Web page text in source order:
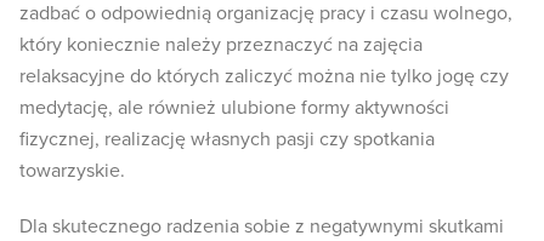
zadbać o odpowiednią organizację pracy i czasu wolnego,
który koniecznie należy przeznaczyć na zajęcia
relaksacyjne do których zaliczyć można nie tylko jogę czy
medytację, ale również ulubione formy aktywności
fizycznej, realizację własnych pasji czy spotkania
towarzyskie.
Dla skutecznego radzenia sobie z negatywnymi skutkami